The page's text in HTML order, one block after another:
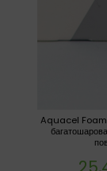
Aquacel Foam